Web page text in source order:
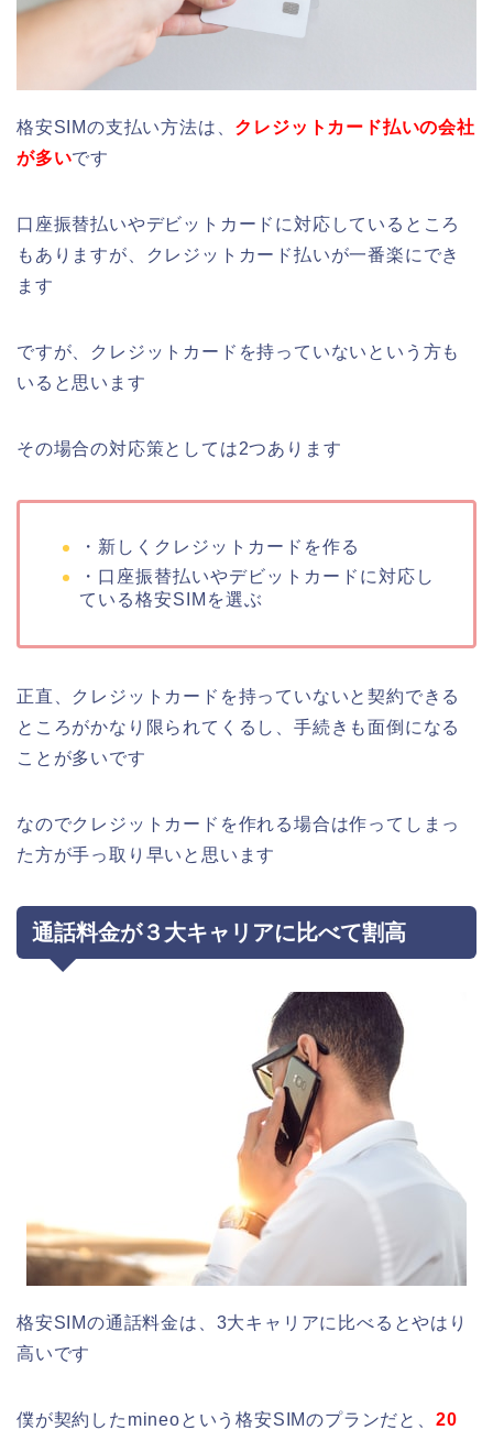
格安SIMの支払い方法は、 クレジットカード払いの会社
が多いです
口座振替払いやデビットカードに対応しているところ
もありますが、クレジットカード払いが一番楽にでき
ます
ですが、クレジットカードを持っていないという方も
いると思います
その場合の対応策としては2つあります
・新しくクレジットカードを作る
・口座振替払いやデビットカードに対応し
ている格安SIMを選ぶ
正直、クレジットカードを持っていないと契約できる
ところがかなり限られてくるし、手続きも面倒になる
ことが多いです
なのでクレジットカードを作れる場合は作ってしまっ
た方が手っ取り早いと思います
通話料金が３大キャリアに比べて割高
格安SIMの通話料金は、3大キャリアに比べるとやはり
高いです
僕が契約したmineoという格安SIMのプランだと、 20